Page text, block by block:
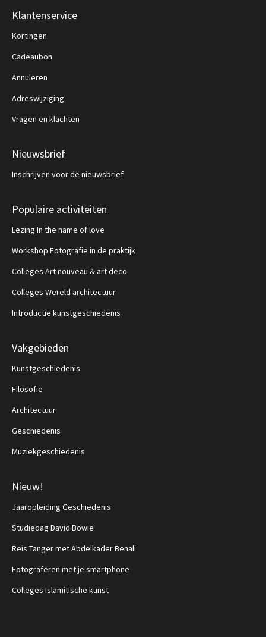
Klantenservice
Kortingen
Cadeaubon
Annuleren
Adreswijziging
Vragen en klachten
Nieuwsbrief
Inschrijven voor de nieuwsbrief
Populaire activiteiten
Lezing In the name of love
Workshop Fotografie in de praktijk
Colleges Art nouveau & art deco
Colleges Wereld architectuur
Introductie kunstgeschiedenis
Vakgebieden
Kunstgeschiedenis
Filosofie
Architectuur
Geschiedenis
Muziekgeschiedenis
Nieuw!
Jaaropleiding Geschiedenis
Studiedag David Bowie
Reis Tanger met Abdelkader Benali
Fotograferen met je smartphone
Colleges Islamitische kunst